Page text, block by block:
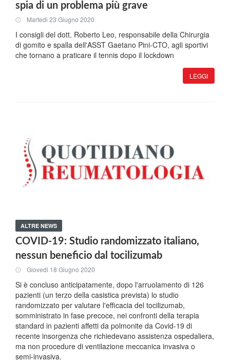
spia di un problema più grave
Martedi 23 Giugno 2020
I consigli del dott. Roberto Leo, responsabile della Chirurgia
di gomito e spalla dell'ASST Gaetano Pini-CTO, agli sportivi
che tornano a praticare il tennis dopo il lockdown
LEGGI
ALTRE NEWS
COVID-19: Studio randomizzato italiano,
nessun beneficio dal tocilizumab
Giovedi 18 Giugno 2020
Si è concluso anticipatamente, dopo l'arruolamento di 126
pazienti (un terzo della casistica prevista) lo studio
randomizzato per valutare l'efficacia del tocilizumab,
somministrato in fase precoce, nei confronti della terapia
standard in pazienti affetti da polmonite da Covid-19 di
recente insorgenza che richiedevano assistenza ospedaliera,
ma non procedure di ventilazione meccanica invasiva o
semi-invasiva.